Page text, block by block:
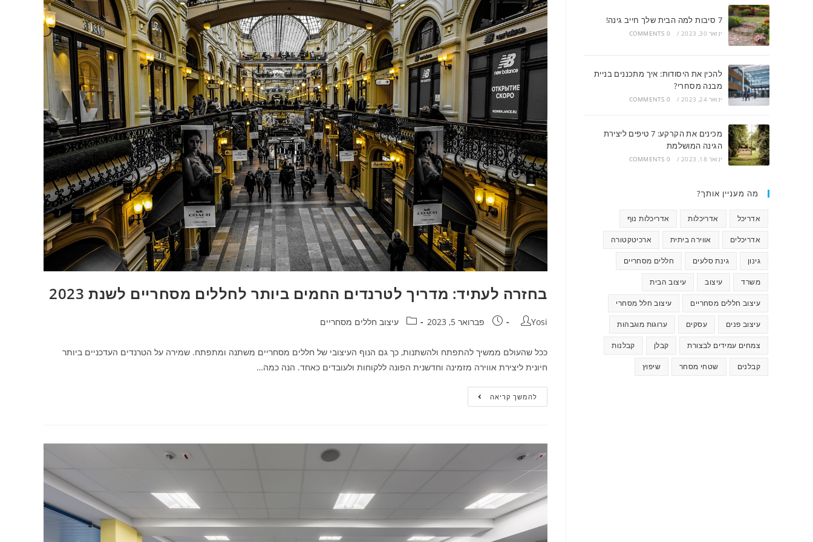
בחזרה לעתיד: מדריך לטרנדים החמים ביותר לחללים מסחריים לשנת 2023
Yosi פברואר 5, 2023 עיצוב חללים מסחריים
ככל שהעולם ממשיך להתפתח ולהשתנות, כך גם הנוף העיצובי של חללים מסחריים משתנה ומתפתח. שמירה על הטרנדים העדכניים ביותר
חיונית ליצירת אווירה מזמינה וחדשנית הפונה ללקוחות ולעובדים כאחד. הנה כמה…
להמשך קריאה
7 סיבות למה הבית שלך חייב גינה!
ינואר 30, 2023 /
0 COMMENTS
להכין את היסודות: איך מתכננים בניית
מבנה מסחרי?
ינואר 24, 2023 /
0 COMMENTS
מכינים את הקרקע: 7 טיפים ליצירת
הגינה המושלמת
ינואר 18, 2023 /
0 COMMENTS
מה מעניין אותך?
אדריכל אדריכלות אדריכלות נוף
אדריכלים אווירה ביתית ארכיטקטורה
גינון גינת סלעים חללים מסחריים
משרד עיצוב עיצוב הבית
עיצוב חללים מסחריים עיצוב חלל מסחרי
עיצוב פנים עסקים ערוגות מוגבהות
צמחים עמידים לבצורת קבלן קבלנות
קבלנים שטחי מסחר שיפוץ